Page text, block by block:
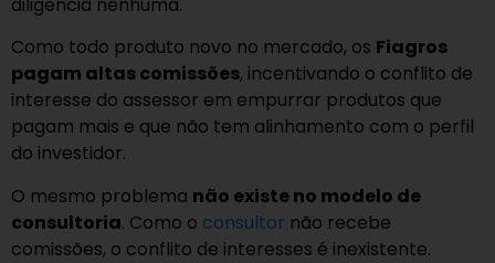
Como todo produto novo no mercado, os Fiagros
pagam altas comissões, incentivando o conflito de
interesse do assessor em empurrar produtos que
pagam mais e que não tem alinhamento com o perfil
do investidor.
O mesmo problema não existe no modelo de
consultoria. Como o consultor não recebe
comissões, o conflito de interesses é inexistente.